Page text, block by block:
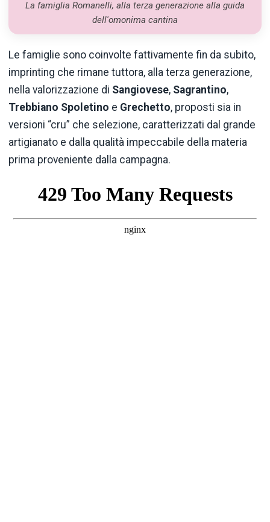
La famiglia Romanelli, alla terza generazione alla guida
dell'omonima cantina
Le famiglie sono coinvolte fattivamente fin da subito,
imprinting che rimane tuttora, alla terza generazione,
nella valorizzazione di Sangiovese, Sagrantino,
Trebbiano Spoletino e Grechetto, proposti sia in
versioni “cru” che selezione, caratterizzati dal grande
artigianato e dalla qualità impeccabile della materia
prima proveniente dalla campagna.